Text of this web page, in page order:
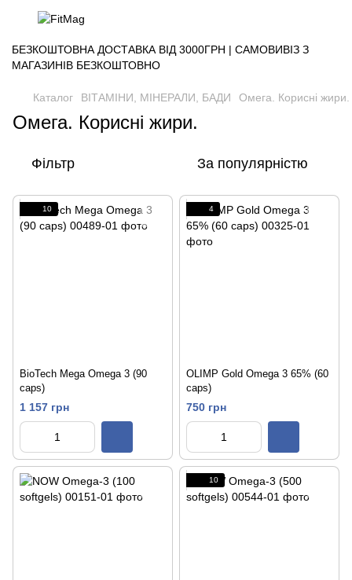
БЕЗКОШТОВНА ДОСТАВКА ВІД 3000ГРН | САМОВИВІЗ З
МАГАЗИНІВ БЕЗКОШТОВНО
Каталог ВІТАМІНИ, МІНЕРАЛИ, БАДИ Омега. Корисні жири.
Омега. Корисні жири.
Фільтр За популярністю
10
BioTech Mega Omega 3 (90
caps)
1 157 грн
4
OLIMP Gold Omega 3 65% (60
caps)
750 грн
10